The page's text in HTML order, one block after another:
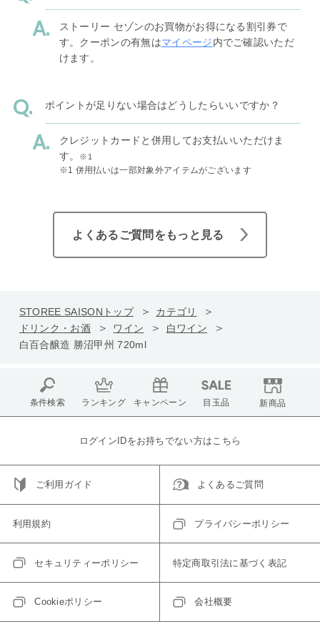
ストーリー セゾンのお買物がお得になる割引券で
す。クーポンの有無はマイページ内でご確認いただ
けます。
ポイントが足りない場合はどうしたらいいですか？
クレジットカードと併用してお支払いいただけま
す。
※1
※1 併用払いは一部対象外アイテムがございます
よくあるご質問をもっと見る
STOREE SAISONトップ
カテゴリ
ドリンク・お酒
ワイン
白ワイン
白百合醸造 勝沼甲州 720ml
条件検索 ランキング キャンペーン 目玉品 新商品
ログインIDをお持ちでない方はこちら
ご利用ガイド よくあるご質問
利用規約 プライバシーポリシー
セキュリティーポリシー 特定商取引法に基づく表記
Cookieポリシー 会社概要